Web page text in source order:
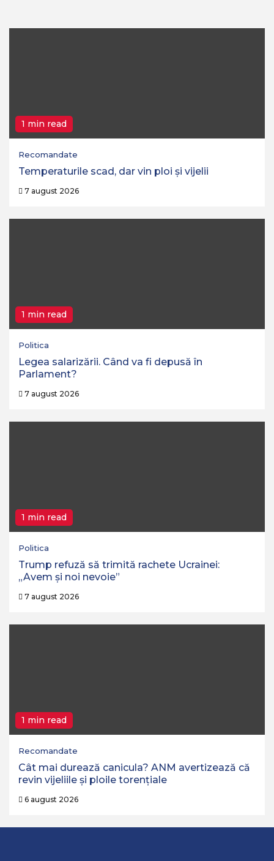
1 min read
Recomandate
Temperaturile scad, dar vin ploi și vijelii
7 august 2026
1 min read
Politica
Legea salarizării. Când va fi depusă în
Parlament?
7 august 2026
1 min read
Politica
Trump refuză să trimită rachete Ucrainei:
„Avem și noi nevoie”
7 august 2026
1 min read
Recomandate
Cât mai durează canicula? ANM avertizează că
revin vijeliile și ploile torențiale
6 august 2026